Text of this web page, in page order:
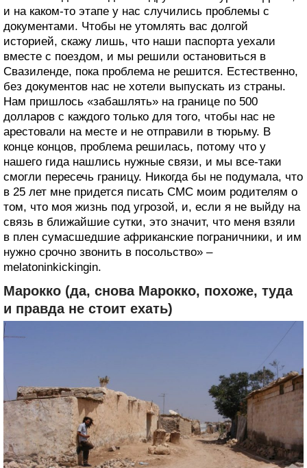
и на каком-то этапе у нас случились проблемы с
документами. Чтобы не утомлять вас долгой
историей, скажу лишь, что наши паспорта уехали
вместе с поездом, и мы решили остановиться в
Свазиленде, пока проблема не решится. Естественно,
без документов нас не хотели выпускать из страны.
Нам пришлось «забашлять» на границе по 500
долларов с каждого только для того, чтобы нас не
арестовали на месте и не отправили в тюрьму. В
конце концов, проблема решилась, потому что у
нашего гида нашлись нужные связи, и мы все-таки
смогли пересечь границу. Никогда бы не подумала, что
в 25 лет мне придется писать СМС моим родителям о
том, что моя жизнь под угрозой, и, если я не выйду на
связь в ближайшие сутки, это значит, что меня взяли
в плен сумасшедшие африканские пограничники, и им
нужно срочно звонить в посольство» –
melatoninkickingin.
Марокко (да, снова Марокко, похоже, туда
и правда не стоит ехать)